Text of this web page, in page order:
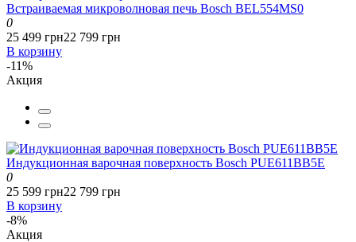
Встраиваемая микроволновая печь Bosch BEL554MS0
0
25 499 грн22 799 грн
В корзину
-11%
Акция
Индукционная варочная поверхность Bosch PUE611BB5E
0
25 599 грн22 799 грн
В корзину
-8%
Акция